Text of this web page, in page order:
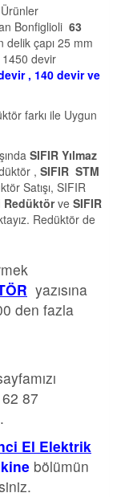
Bonfiglioli 63
çapı 25 mm
devir
, 140 devir ve
farkı ile Uygun
SIFIR Yılmaz
, SIFIR STM
Satışı, SIFIR
Redüktörve SIFIR
Redüktör de
yazısına
den fazla
87
El Elektrik
bölümün